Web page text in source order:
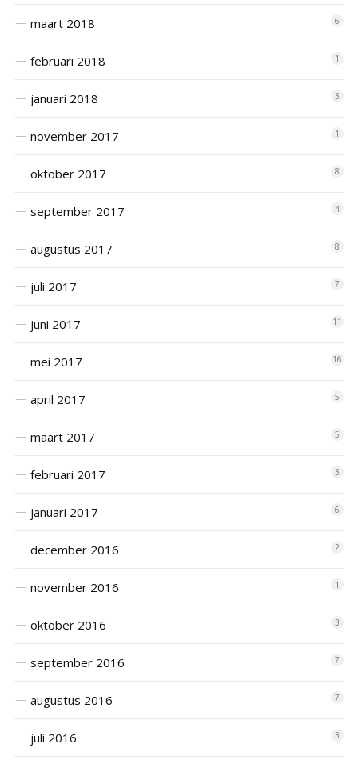
maart 2018 6
februari 2018 1
januari 2018 3
november 2017 1
oktober 2017 8
september 2017 4
augustus 2017 8
juli 2017 7
juni 2017 11
mei 2017 16
april 2017 5
maart 2017 5
februari 2017 3
januari 2017 6
december 2016 2
november 2016 1
oktober 2016 3
september 2016 7
augustus 2016 7
juli 2016 3